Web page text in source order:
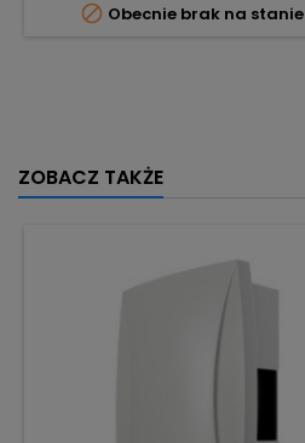
 Obecnie brak na stanie
ZOBACZ TAKŻE